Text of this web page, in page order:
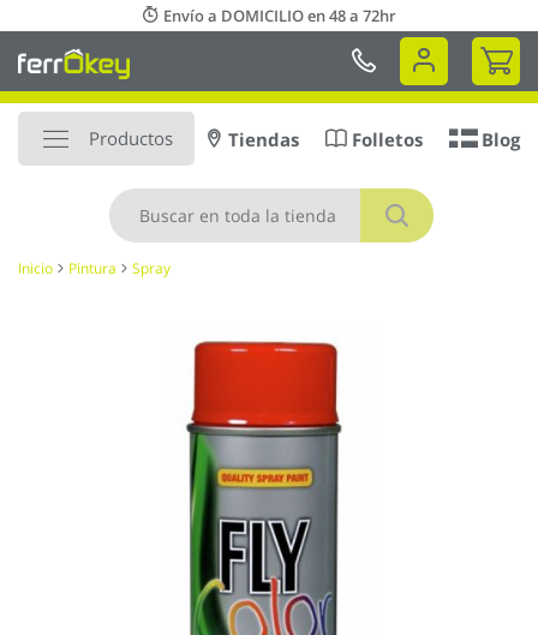
al
contenido
Envío a DOMICILIO en 48 a 72hr
Mi
Productos
Buscar
Tiendas Folletos Blog
Inicio Pintura Spray